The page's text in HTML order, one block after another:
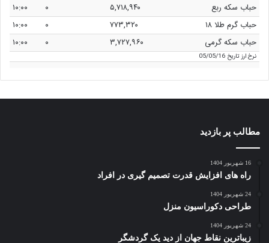
حباب سکه ربع
۵,۷۱۸,۹۴۰ ۰
۱۰:۰۰
حباب گرم طلا ۱۸
۷۷۳,۳۲۰ ۰
۱۰:۰۰
حباب سکه گرمی
۳,۷۲۷,۹۶۰ ۰ ۱۰:۰۰
نرخ ارزتاریخ 05/05/16
مطالب پر بازدید
16 شهریور 1404
راه های افزایش قدرت تصمیم گیری در افراد
24 شهریور 1404
طراحی دکوراسیون منزل
24 شهریور 1404
زیباترین نقاط جهان از دید یک گردشگر